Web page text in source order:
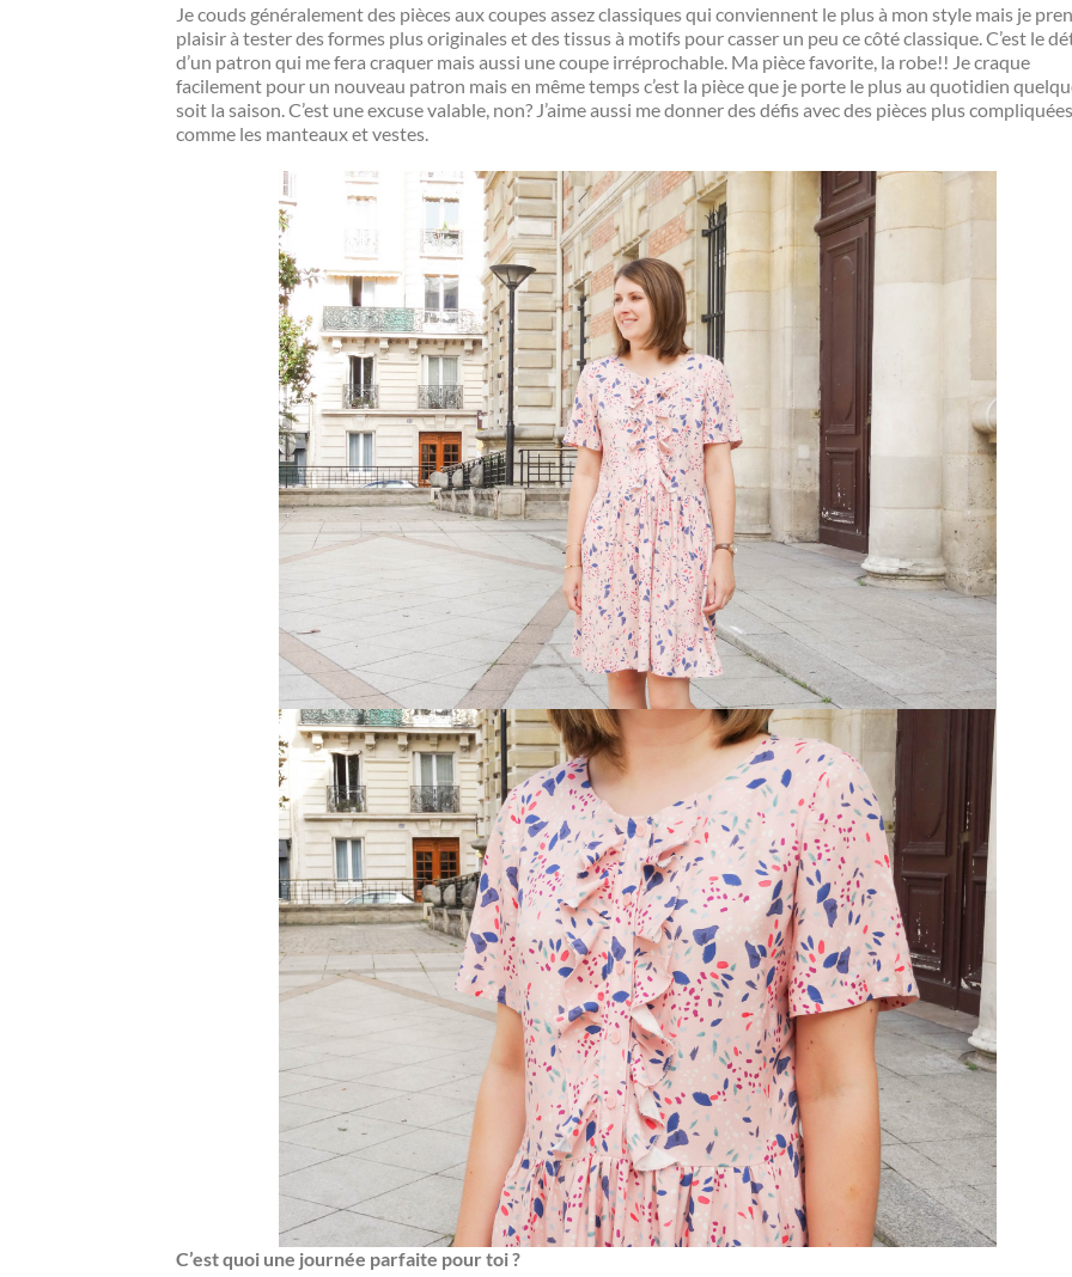
Je couds généralement des pièces aux coupes assez classiques qui conviennent le plus à mon style mais je
plaisir à tester des formes plus originales et des tissus à motifs pour casser un peu ce côté classique. C’est le
d’un patron qui me fera craquer mais aussi une coupe irréprochable. Ma pièce favorite, la robe!! Je craque
facilement pour un nouveau patron mais en même temps c’est la pièce que je porte le plus au quotidien
soit la saison. C’est une excuse valable, non? J’aime aussi me donner des défis avec des pièces plus compliquées
comme les manteaux et vestes.
C’est quoi une journée parfaite pour toi ?